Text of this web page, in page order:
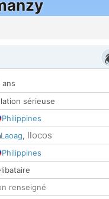
ans
sérieuse
Philippines
Laoag, Ilocos
Philippines
renseigné